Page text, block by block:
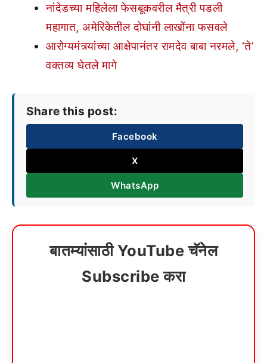
नांदेडच्या महिलेला फेसबूकवरील मैत्री पडली
महागात, अमेरिकेतील दोघांनी लाखोंना फसवले
आरोग्यमंत्र्यांच्या आक्षेपानंतर रामदेव बाबा नरमले, ‘ते’
वक्तव्य घेतले मागे
Share this post:
Facebook
X
WhatsApp
बातम्यांसाठी YouTube चॅनेल
Subscribe करा